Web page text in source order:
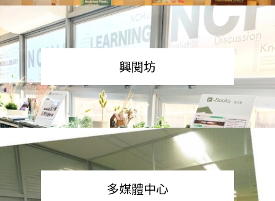
興閱坊
多媒體中心